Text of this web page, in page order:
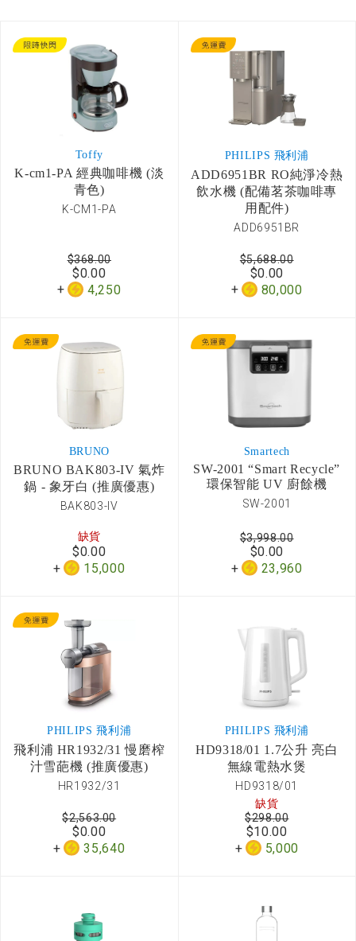
Toffy
K-cm1-PA 經典咖啡機 (淡
青色)
K-CM1-PA
$0.00
4,250
$368.00
PHILIPS 飛利浦
ADD6951BR RO純淨冷熱
飲水機 (配備茗茶咖啡專
用配件)
ADD6951BR
$0.00
80,000
$5,688.00
BRUNO
BRUNO BAK803-IV 氣炸
鍋 - 象牙白 (推廣優惠)
BAK803-IV
缺貨
$0.00
15,000
Smartech
SW-2001 “Smart Recycle”
環保智能 UV 廚餘機
SW-2001
$0.00
23,960
$3,998.00
PHILIPS 飛利浦
飛利浦 HR1932/31 慢磨榨
汁雪葩機 (推廣優惠)
HR1932/31
$0.00
35,640
$2,563.00
PHILIPS 飛利浦
HD9318/01 1.7公升 亮白
無線電熱水煲
HD9318/01
缺貨
$10.00
5,000
$298.00